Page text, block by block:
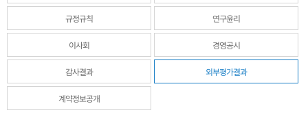
규정규칙 연구윤리
이사회 경영공시
감사결과 외부평가결과
계약정보공개